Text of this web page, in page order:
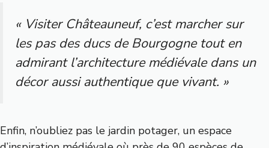
« Visiter Châteauneuf, c’est marcher sur
les pas des ducs de Bourgogne tout en
admirant l’architecture médiévale dans un
décor aussi authentique que vivant. »
Enfin, n’oubliez pas le jardin potager, un espace